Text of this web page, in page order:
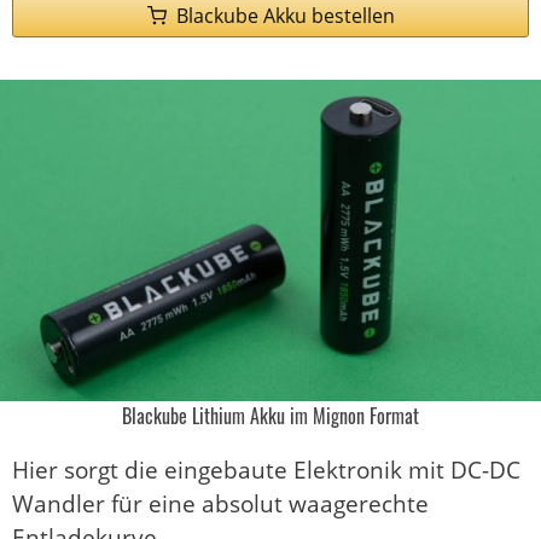
Blackube Akku bestellen
Blackube Lithium Akku im Mignon Format
Hier sorgt die eingebaute Elektronik mit DC-DC
Wandler für eine absolut waagerechte